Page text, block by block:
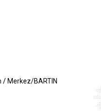
/ Merkez/BARTIN